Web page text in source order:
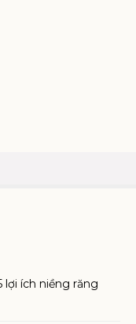
lợi ích niềng răng